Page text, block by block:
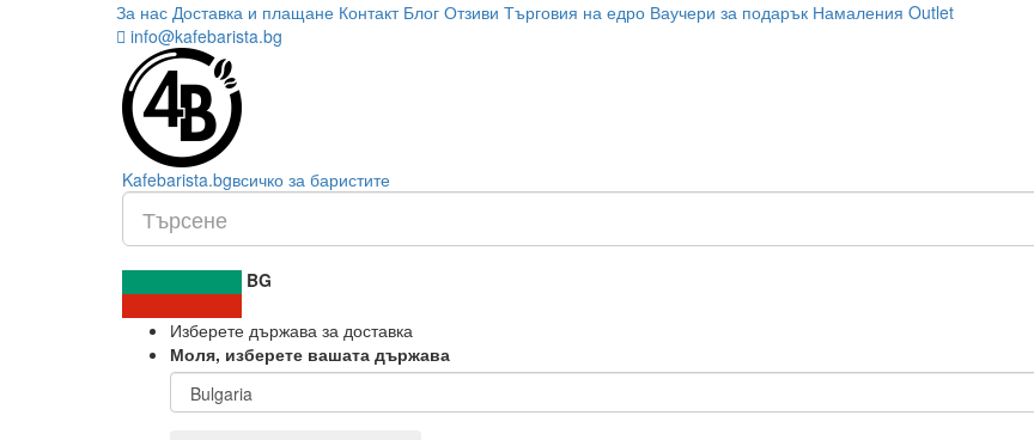
За нас Доставка и плащане Контакт Блог Отзиви Търговия на едро Ваучери за подарък Намаления Outlet
info@kafebarista.bg
Kafebarista.bgвсичко за баристите
BG
Изберете държава за доставка
Моля, изберете вашата държава